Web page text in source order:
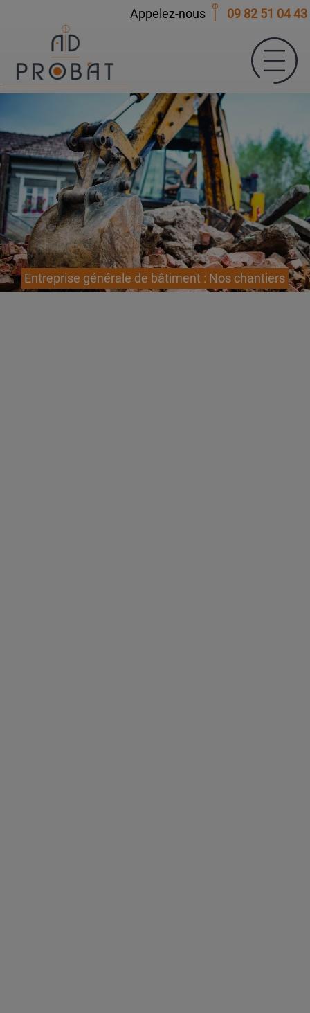
Appelez-nous 09 82 51 04 43
Entreprise générale de bâtiment : Nos chantiers